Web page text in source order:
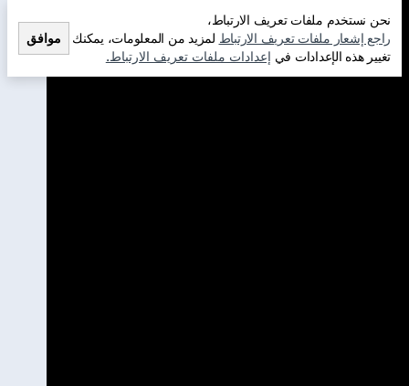
نحن نستخدم ملفات تعريف الارتباط،
راجع إشعار ملفات تعريف الارتباط لمزيد من المعلومات، يمكنك
تغيير هذه الإعدادات في إعدادات ملفات تعريف الارتباط.
موافق